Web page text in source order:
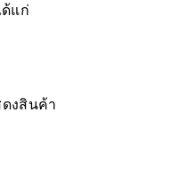
แก่
งสินค้า